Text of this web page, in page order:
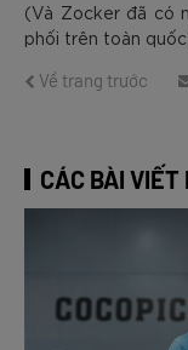
(Và Zocker đã có
phối trên toàn
Về trang trước
CÁC BÀI VIẾT